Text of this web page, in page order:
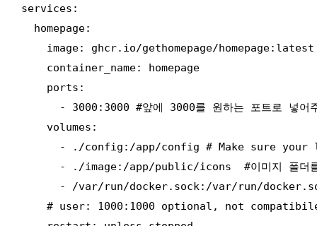
services:
  homepage:
    image: ghcr.io/gethomepage/homepage:latest
    container_name: homepage
    ports:
- 3000:3000 #앞에 3000를 원하는 포트로 넣어
    volumes:
- ./config:/app/config # Make sure your
- ./image:/app/public/icons  #이미지 폴더를
- /var/run/docker.sock:/var/run/
# user: 1000:1000 optional, not